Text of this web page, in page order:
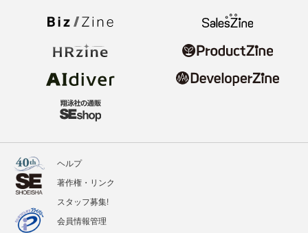
ヘルプ
著作権・リンク
スタッフ募集!
会員情報管理